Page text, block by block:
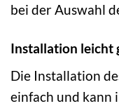
bei der Auswahl
Installation leicht
Die Installation
einfach und kann